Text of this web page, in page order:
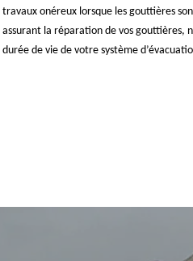
travaux onéreux lorsque les gouttières
assurant la réparation de vos gouttières,
durée de vie de votre système